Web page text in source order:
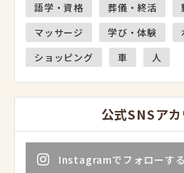
語学・資格
葬儀・終活
マッサージ
学び・体験
ショッピング
車 人
公式SNSア
Instagramでフォローする